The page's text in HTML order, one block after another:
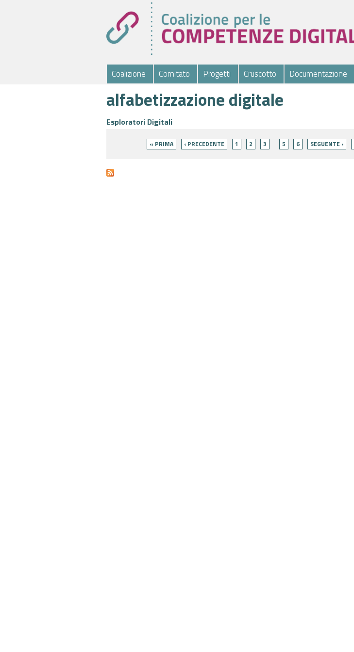
Coalizione Comitato Progetti Cruscotto Documentazione
alfabetizzazione digitale
Esploratori Digitali
« PRIMA ‹ PRECEDENTE 1 2 3 5 6 SEGUENTE ›